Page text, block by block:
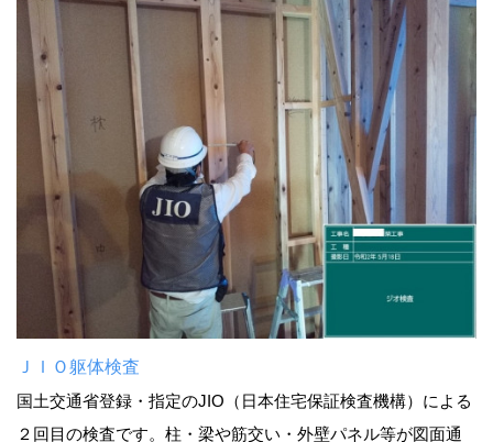
ＪＩＯ躯体検査
国土交通省登録・指定のJIO（日本住宅保証検査機構）による
２回目の検査です。柱・梁や筋交い・外壁パネル等が図面通